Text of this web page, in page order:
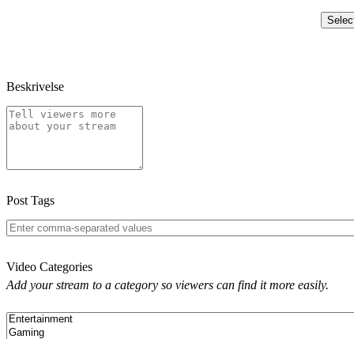
Beskrivelse
Post Tags
Video Categories
Add your stream to a category so viewers can find it more easily.